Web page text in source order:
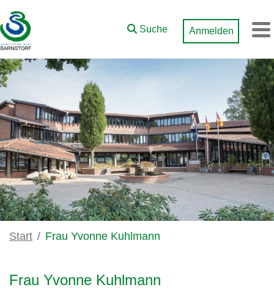
Zum Hauptinhalt springen
Suche Anmelden
Start Frau Yvonne Kuhlmann
Frau Yvonne Kuhlmann